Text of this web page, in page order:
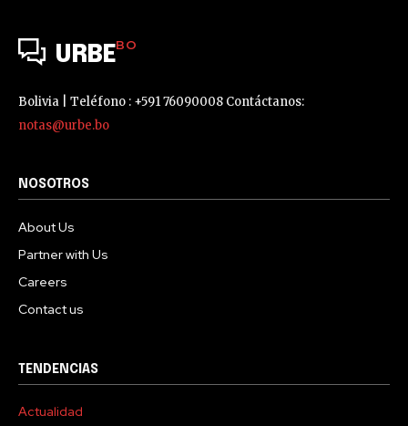
URBEBO
Bolivia | Teléfono : +591 76090008 Contáctanos:
notas@urbe.bo
NOSOTROS
About Us
Partner with Us
Careers
Contact us
TENDENCIAS
Actualidad